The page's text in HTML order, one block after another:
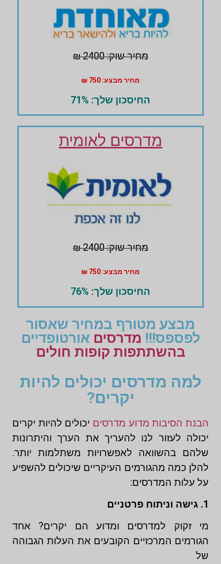
מחיר שוק: 2400 ₪
מחיר מבצע: 750 ₪
החיסכון שלך: 71%
מדרסים לאומית
מחיר שוק: 2400 ₪
מחיר מבצע: 750 ₪
החיסכון שלך: 76%
מבצע מטורף במחיר שאסור
לפספס!!! מדרסים אורטופדיים
בהשתתפות קופות חולים
למה מדרסים יכולים להיות
יקרים?
הבנת הסיבות מדוע מדרסים יכולים להיות יקרים
יכולה לעזור לנו להעריך את הערך והיתרונות
שלהם בהשוואה לאפשרויות משתלמות יותר.
להלן כמה מהגורמים העיקריים שיכולים להשפיע
על עלות המדרסים:
1. גישה וניתוח פרטניים
מי זקוק למדרסים ומדוע הם יקרים? אחד
הגורמים המרכזיים הקובעים את העלות הגבוהה
של